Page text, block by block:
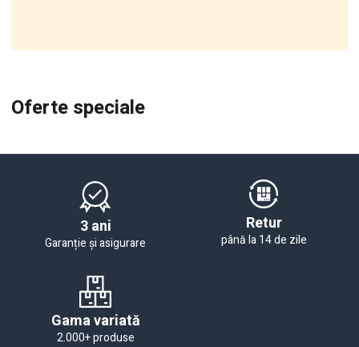
Oferte speciale
3 ani
Garanție și asigurare
Retur
până la 14 de zile
Gama variată
2.000+ produse